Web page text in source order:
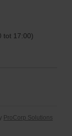
tot 17:00)
ProCorp Solutions